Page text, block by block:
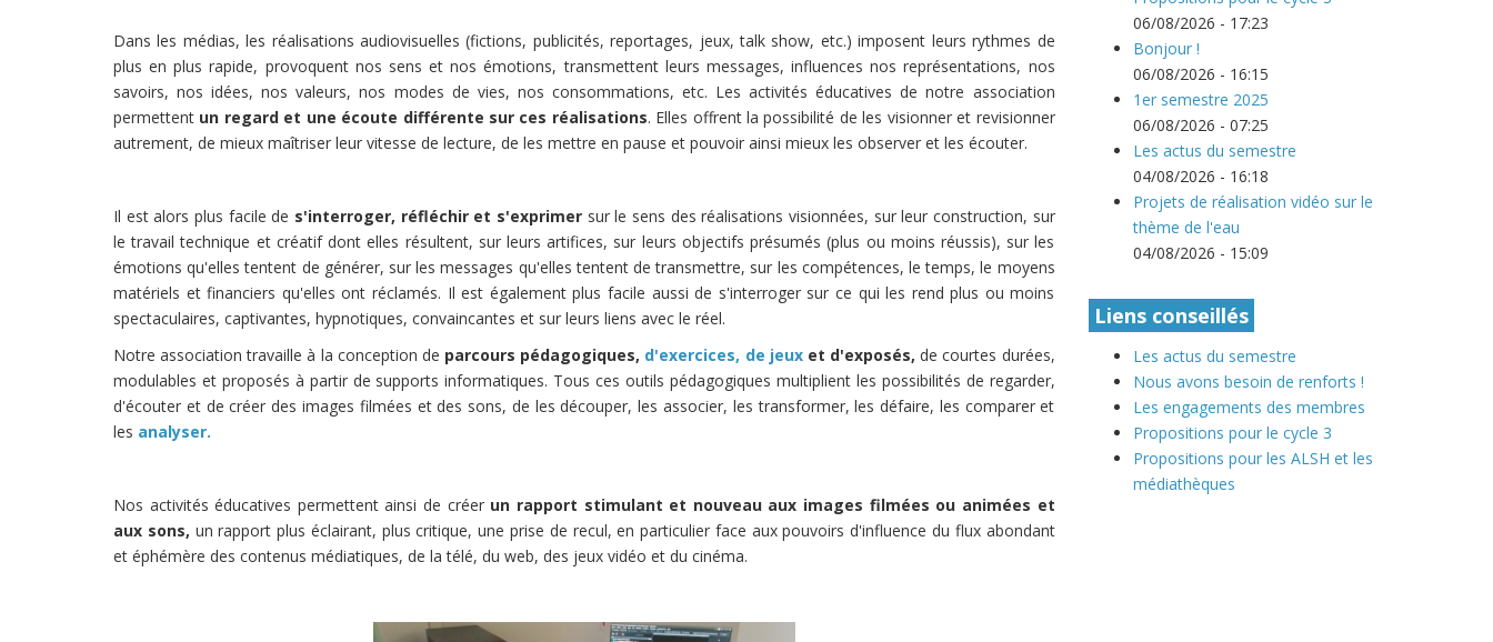
Dans les médias, les réalisations audiovisuelles (fictions, publicités, reportages, jeux, talk show, etc.) imposent leurs rythmes de
plus en plus rapide, provoquent nos sens et nos émotions, transmettent leurs messages, influences nos représentations, nos
savoirs, nos idées, nos valeurs, nos modes de vies, nos consommations, etc. Les activités éducatives de notre association
permettent un regard et une écoute différente sur ces réalisations. Elles offrent la possibilité de les visionner et revisionner
autrement, de mieux maîtriser leur vitesse de lecture, de les mettre en pause et pouvoir ainsi mieux les observer et les écouter.
Il est alors plus facile de s'interroger, réfléchir et s'exprimersur le sens des réalisations visionnées, sur leur construction, sur
le travail technique et créatif dont elles résultent, sur leurs artifices, sur leurs objectifs présumés (plus ou moins réussis), sur les
émotions qu'elles tentent de générer, sur les messages qu'elles tentent de transmettre, sur les compétences, le temps, le moyens
matériels et financiers qu'elles ont réclamés. Il est également plus facile aussi de s'interroger sur ce qui les rend plus ou moins
spectaculaires, captivantes, hypnotiques, convaincantes et sur leurs liens avec le réel.
Notre association travaille à la conception de parcours pédagogiques, d'exercices, de jeuxet d'exposés, de courtes durées,
modulables et proposés à partir de supports informatiques. Tous ces outils pédagogiques multiplient les possibilités de regarder,
d'écouter et de créer des images filmées et des sons, de les découper, les associer, les transformer, les défaire, les comparer et
les analyser.
Nos activités éducatives permettent ainsi de créer un rapport stimulant et nouveau aux images filmées ou animées et
aux sons, un rapport plus éclairant, plus critique, une prise de recul, en particulier face aux pouvoirs d'influence du flux abondant
et éphémère des contenus médiatiques, de la télé, du web, des jeux vidéo et du cinéma.
06/08/2026 - 17:23
Bonjour !
06/08/2026 - 16:15
1er semestre 2025
06/08/2026 - 07:25
Les actus du semestre
04/08/2026 - 16:18
Projets de réalisation vidéo sur le
thème de l'eau
04/08/2026 - 15:09
Liens conseillés
Les actus du semestre
Nous avons besoin de renforts !
Les engagements des membres
Propositions pour le cycle 3
Propositions pour les ALSH et les
médiathèques